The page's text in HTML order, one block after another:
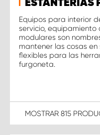
ESTANTERÍAS
Equipos para interior
servicio,
modulares son
mantener las cosas
flexibles para las
furgoneta.
MOSTRAR 815